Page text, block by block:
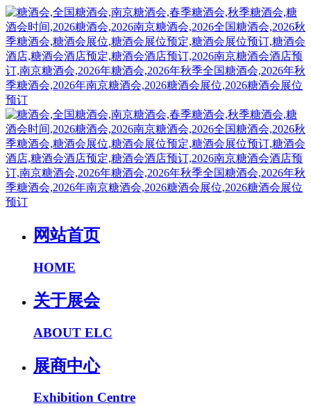
网站首页
HOME
关于展会
ABOUT ELC
展商中心
Exhibition Centre